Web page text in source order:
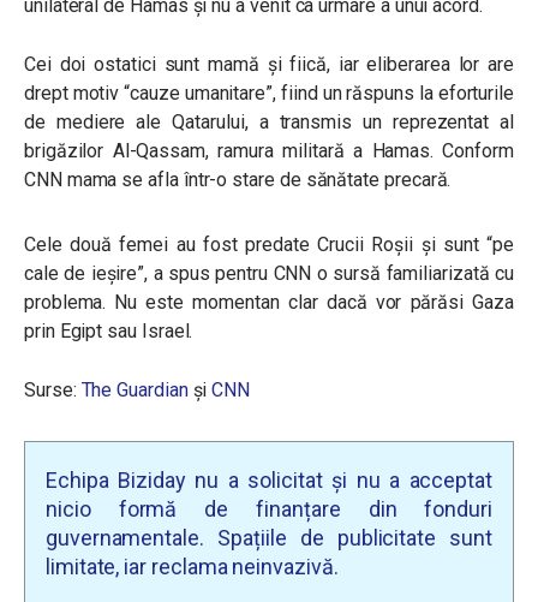
unilateral de Hamas și nu a venit ca urmare a unui acord.
Cei doi ostatici sunt mamă și fiică, iar eliberarea lor are
drept motiv “cauze umanitare”, fiind un răspuns la eforturile
de mediere ale Qatarului, a transmis un reprezentat al
brigăzilor Al-Qassam, ramura militară a Hamas. Conform
CNN mama se afla într-o stare de sănătate precară.
Cele două femei au fost predate Crucii Roșii și sunt “pe
cale de ieșire”, a spus pentru CNN o sursă familiarizată cu
problema. Nu este momentan clar dacă vor părăsi Gaza
prin Egipt sau Israel.
Surse: The GuardianșiCNN
Echipa Biziday nu a solicitat și nu a acceptat
nicio formă de finanțare din fonduri
guvernamentale. Spațiile de publicitate sunt
limitate, iar reclama neinvazivă.